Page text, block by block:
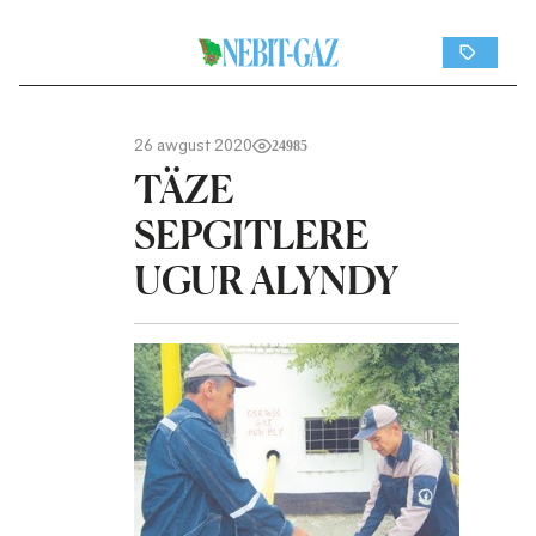
26 awgust 2020 24985
TÄZE
SEPGITLERE
UGUR ALYNDY